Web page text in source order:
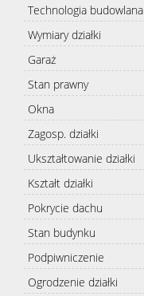
Technologia budowlana
Wymiary działki
Garaż
Stan prawny
Okna
Zagosp. działki
Ukształtowanie działki
Kształt działki
Pokrycie dachu
Stan budynku
Podpiwniczenie
Ogrodzenie działki